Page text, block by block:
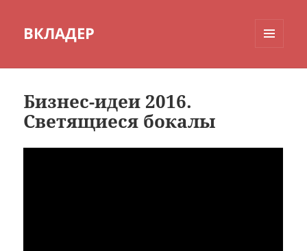
ВКЛАДЕР
Бизнес-идеи 2016.
Светящиеся бокалы